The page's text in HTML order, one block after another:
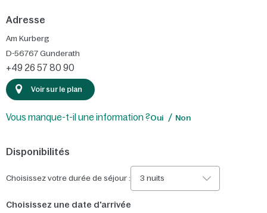
Adresse
Am Kurberg
D-56767 Gunderath
+49 26 57 80 90
Voir sur le plan
Vous manque-t-il une information ?Oui Non
Disponibilités
Choisissez votre durée de séjour : 3 nuits
Choisissez une date d'arrivée